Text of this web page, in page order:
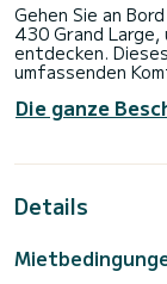
Gehen Sie an
430 Grand Large,
entdecken.
umfassenden
Das Boot
Metern wird es
von Kaštel
Dusche
Die ganze
Details